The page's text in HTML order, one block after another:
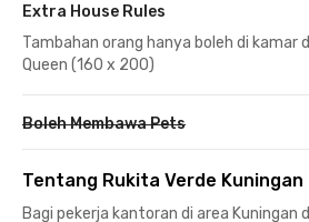
Extra House Rules
Tambahan orang hanya boleh di kamar
Queen (160 x 200)
Boleh Membawa Pets
Tentang Rukita Verde Kuningan
Bagi pekerja kantoran di area Kuningan